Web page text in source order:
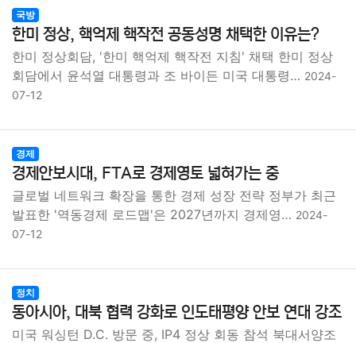
국방
한미 정상, 핵억제 핵작전 공동성명 채택한 이유는?
한미 정상회담, '한미 핵억제 핵작전 지침' 채택 한미 정상
회담에서 윤석열 대통령과 조 바이든 미국 대통령… 2024-
07-12
경제
경제안보시대, FTA로 경제영토 넓혀가는 중
글로벌 네트워크 확장을 통한 경제 성장 전략 정부가 최근
발표한 '역동경제 로드맵'은 2027년까지 경제영… 2024-
07-12
정치
동아시아, 대북 협력 강화로 인도태평양 안보 연대 강조
미국 워싱턴 D.C. 방문 중, IP4 정상 회동 참석 북대서양조